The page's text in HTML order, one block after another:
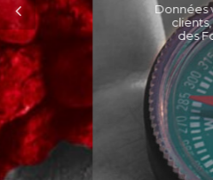
Données validées pour
clients, performance
des Fournisseurs de